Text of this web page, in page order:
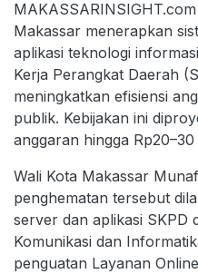
Makassar menerapkan
aplikasi teknologi
Kerja Perangkat Daerah
meningkatkan efisiensi
publik. Kebijakan ini
anggaran hingga
Wali Kota Makassar
penghematan tersebut
server dan aplikasi SKPD
Komunikasi dan
penguatan Layanan